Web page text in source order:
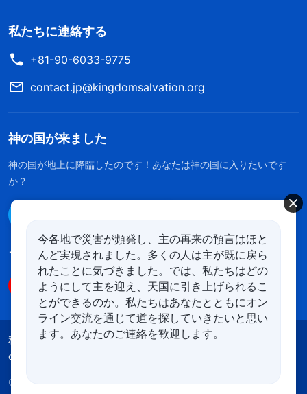
私たちに連絡する
+81-90-6033-9775
contact.jp@kingdomsalvation.org
神の国が来ました
神の国が地上に降臨したのです！あなたは神の国に入りたいです
か？
フォローする
利用規約 プライバシーポリシー
クレジット
cookies
Copyright © 2026
今各地で災害が頻発し、主の再来の預言はほと
んど実現されました。多くの人は主が既に戻ら
れたことに気づきました。では、私たちはどの
ようにして主を迎え、天国に引き上げられるこ
とができるのか。私たちはあなたとともにオン
ライン交流を通じて道を探していきたいと思い
ます。あなたのご連絡を歓迎します。